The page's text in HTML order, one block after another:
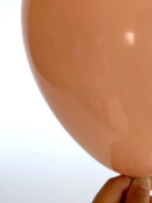
Faceți click pentru a mări